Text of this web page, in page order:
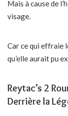
Mais à cause de
visage.
Car ce qui effraie
qu’elle aurait pu
Reytac’s 2
Derrière la